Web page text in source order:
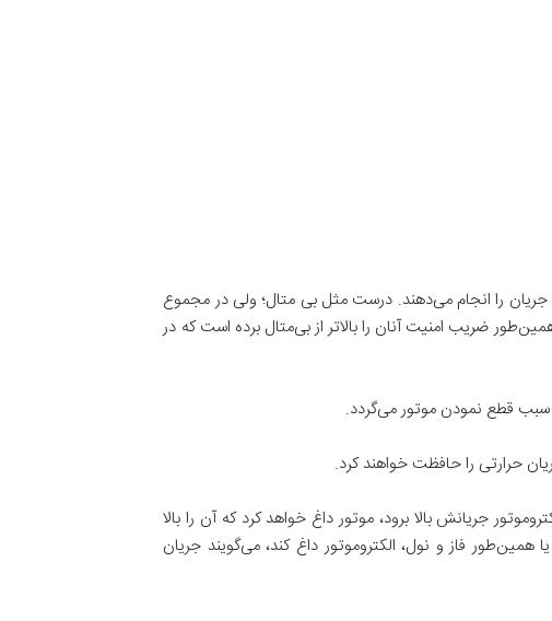
جریان را انجام می‌دهند. درست مثل بی متال؛ ولی در مجموع
ضریب امنیت آنان را بالاتر از بی‌متال برده است که در
حرارتی را حافظت خواهند کرد.
جریانش بالا برود، موتور داغ خواهد کرد که آن را بالا
فاز و نول، الکتروموتور داغ کند، می‌گویند جریان